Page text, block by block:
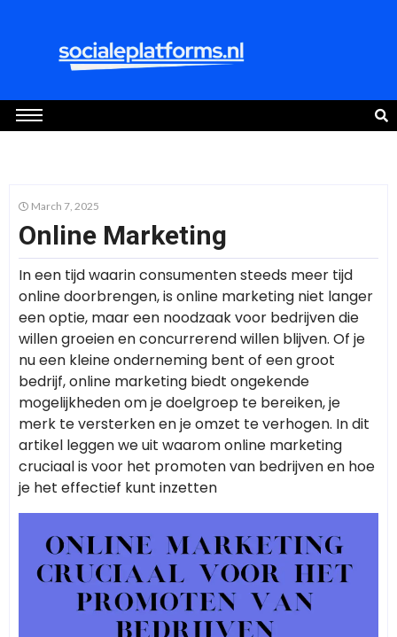
March 7, 2025
Online Marketing
In een tijd waarin consumenten steeds meer tijd
online doorbrengen, is online marketing niet langer
een optie, maar een noodzaak voor bedrijven die
willen groeien en concurrerend willen blijven. Of je
nu een kleine onderneming bent of een groot
bedrijf, online marketing biedt ongekende
mogelijkheden om je doelgroep te bereiken, je
merk te versterken en je omzet te verhogen. In dit
artikel leggen we uit waarom online marketing
cruciaal is voor het promoten van bedrijven en hoe
je het effectief kunt inzetten